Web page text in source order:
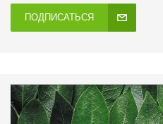
ПОДПИСАТЬСЯ